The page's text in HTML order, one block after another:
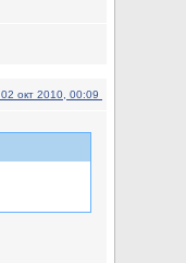
02 окт 2010, 00:09